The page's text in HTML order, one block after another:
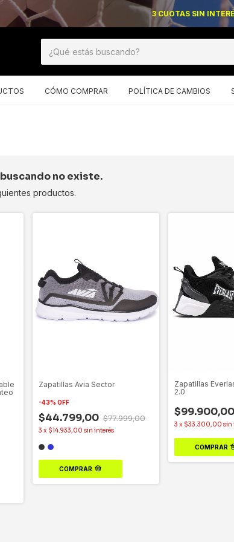
3 CUOTAS SIN
CÓMO COMPRAR POLÍTICA DE CAMBIOS
no existe.
productos.
Zapatillas Avia Sector
-43% OFF
$44.799,00 $77.999,00
3 x $14.933,00 sin interés
COMPRAR
Zapatillas
2.0
$99.900,00
3 x $33.300,00 sin
COMPRAR